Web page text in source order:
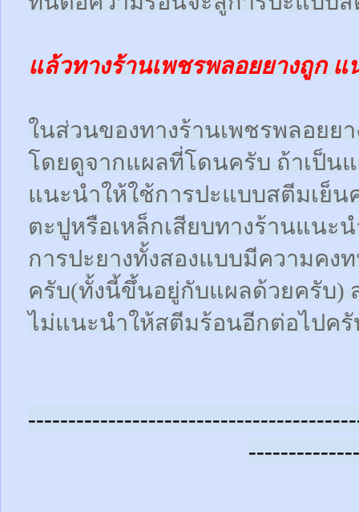
แล้วทางร้านเพชรพลอยยางถูก
ในส่วนของทางร้านเพชรพลอยย
โดยดูจากแผลที่โดนครับ ถ้าเป็น
แนะนำให้ใช้การปะแบบสตีมเย็
ตะปูหรือเหล็กเสียบทางร้านแนะ
การปะยางทั้งสองแบบมีความคง
ครับ(ทั้งนี้ขึ้นอยู่กับแผลด้วยครับ)
ไม่แนะนำให้สตีมร้อนอีกต่อไปครั